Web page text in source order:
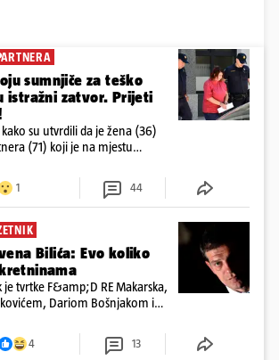
sumnjiče za teško
istražni zatvor. Prijeti
su utvrdili da je žena (36)
(71) koji je na mjestu
zatvor
1 44
Bilića: Evo koliko
je tvrtke F&amp;D RE Makarska,
Dariom Bošnjakom i
a od osnutka nema
4 13